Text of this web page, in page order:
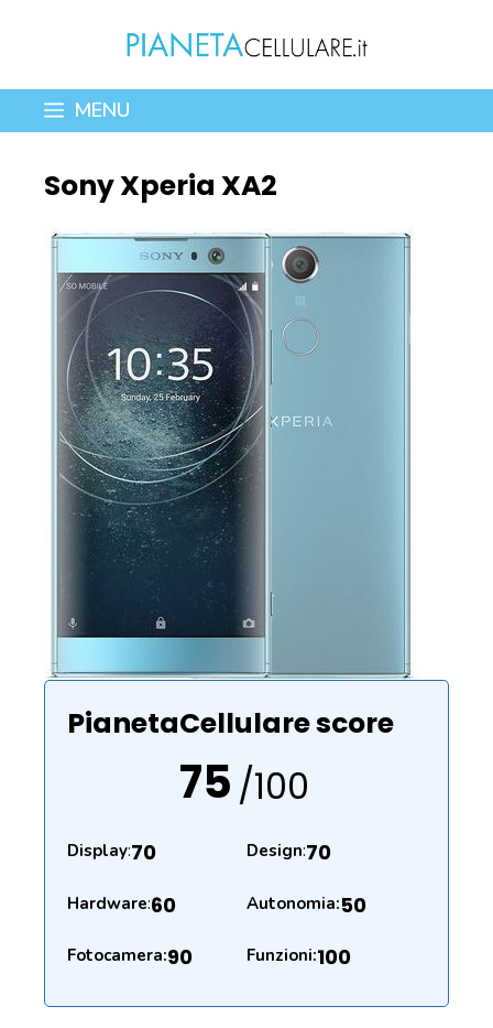
contenuto
MENU
Sony Xperia XA2
PianetaCellulare score
75 /100
Display:70 Design:70
Hardware:60 Autonomia:50
Fotocamera:90 Funzioni:100